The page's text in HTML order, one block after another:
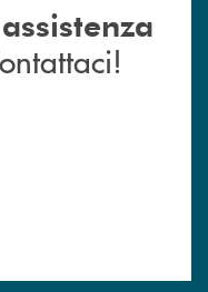
assistenza